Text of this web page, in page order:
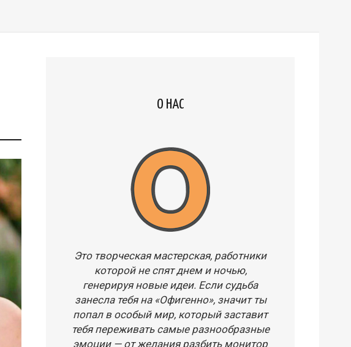
О НАС
Это творческая мастерская, работники
которой не спят днем и ночью,
генерируя новые идеи. Если судьба
занесла тебя на «Офигенно», значит ты
попал в особый мир, который заставит
тебя переживать самые разнообразные
эмоции — от желания разбить монитор